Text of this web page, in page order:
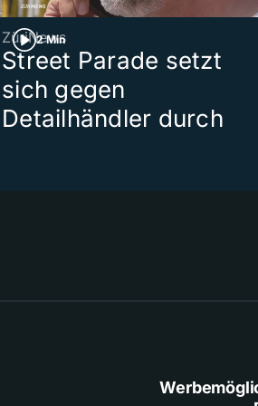
2 Min
ZüriNews
Street Parade setzt
sich gegen
Detailhändler durch